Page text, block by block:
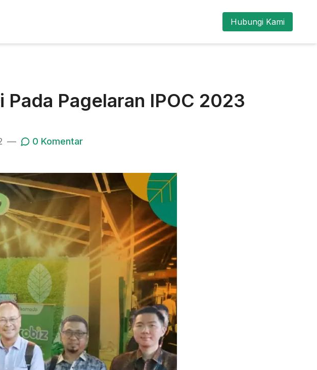
Hubungi Kami
Pagelaran IPOC 2023
— 0 Komentar